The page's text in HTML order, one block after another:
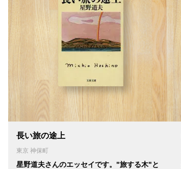
長い旅の途上
東京 神保町
星野道夫さんのエッセイです。"旅する木"と